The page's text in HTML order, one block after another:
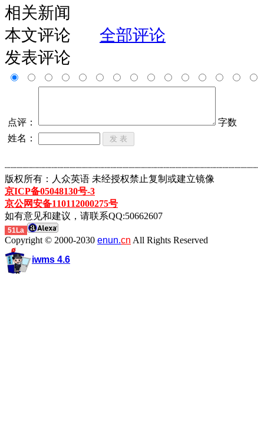
相关新闻
本文评论
全部评论
发表评论
点评：
字数
姓名：
┈┈┈┈┈┈┈┈┈┈┈┈┈┈┈┈┈┈┈┈┈┈┈┈┈┈┈┈┈┈┈┈┈┈┈┈┈┈┈┈┈┈┈
版权所有：人众英语 未经授权禁止复制或建立镜像
京ICP备05048130号-3
京公网安备110112000275号
如有意见和建议，请联系QQ:50662607
51La
Copyright © 2000-2030 enun.cn All Rights Reserved
iwms 4.6